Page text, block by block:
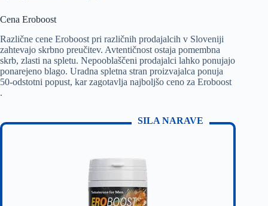
Cena Eroboost
Različne cene Eroboost pri različnih prodajalcih v Sloveniji
zahtevajo skrbno preučitev. Avtentičnost ostaja pomembna
skrb, zlasti na spletu. Nepooblaščeni prodajalci lahko ponujajo
ponarejeno blago. Uradna spletna stran proizvajalca ponuja
50-odstotni popust, kar zagotavlja najboljšo ceno za Eroboost
.
SILA NARAVE